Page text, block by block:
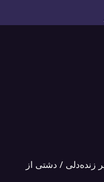
زنده‌دلی / دشتی از